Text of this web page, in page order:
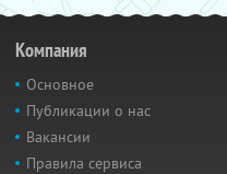
Компания
Основное
Публикации о нас
Вакансии
Правила сервиса